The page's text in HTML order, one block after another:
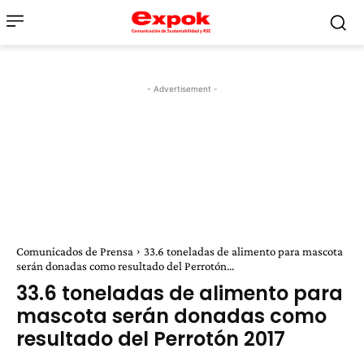
- Advertisement -
Comunicados de Prensa
33.6 toneladas de alimento para mascota
serán donadas como resultado del Perrotón...
33.6 toneladas de alimento para
mascota serán donadas como
resultado del Perrotón 2017